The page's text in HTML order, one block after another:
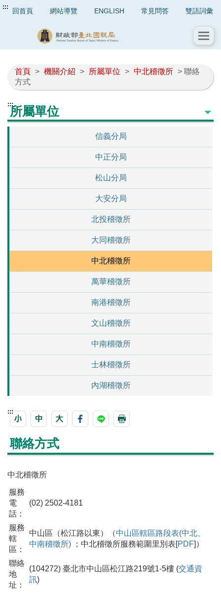
::: 回首頁 網站導覽 ENGLISH 常見問答 雙語詞彙
首頁 > 機關介紹 > 所屬單位 > 中北稽徵所 > 聯絡
方式
:::所屬單位
信義分局
中正分局
松山分局
大安分局
北投稽徵所
大同稽徵所
中北稽徵所
萬華稽徵所
南港稽徵所
文山稽徵所
中南稽徵所
士林稽徵所
內湖稽徵所
:::
聯絡方式
中北稽徵所
服務
電
話：
(02) 2502-4181
服務
轄
區：
中山區（松江路以東）（中山區轄區路段表(中北、
中南稽徵所)
；中北稽徵所服務範圍里別表[PDF]）
聯絡
地
址：
(104272) 臺北市中山區松江路219號1-5樓 (交通資
訊)